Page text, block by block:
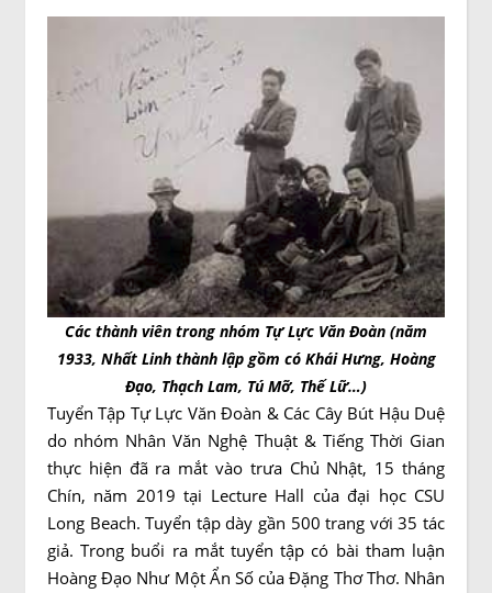
Các thành viên trong nhóm Tự Lực Văn Đoàn (năm
1933, Nhất Linh thành lập gồm có Khái Hưng, Hoàng
Đạo, Thạch Lam, Tú Mỡ, Thế Lữ…)
Tuyển Tập Tự Lực Văn Đoàn & Các Cây Bút Hậu Duệ
do nhóm Nhân Văn Nghệ Thuật & Tiếng Thời Gian
thực hiện đã ra mắt vào trưa Chủ Nhật, 15 tháng
Chín, năm 2019 tại Lecture Hall của đại học CSU
Long Beach. Tuyển tập dày gần 500 trang với 35 tác
giả. Trong buổi ra mắt tuyển tập có bài tham luận
Hoàng Đạo Như Một Ẩn Số của Đặng Thơ Thơ. Nhân